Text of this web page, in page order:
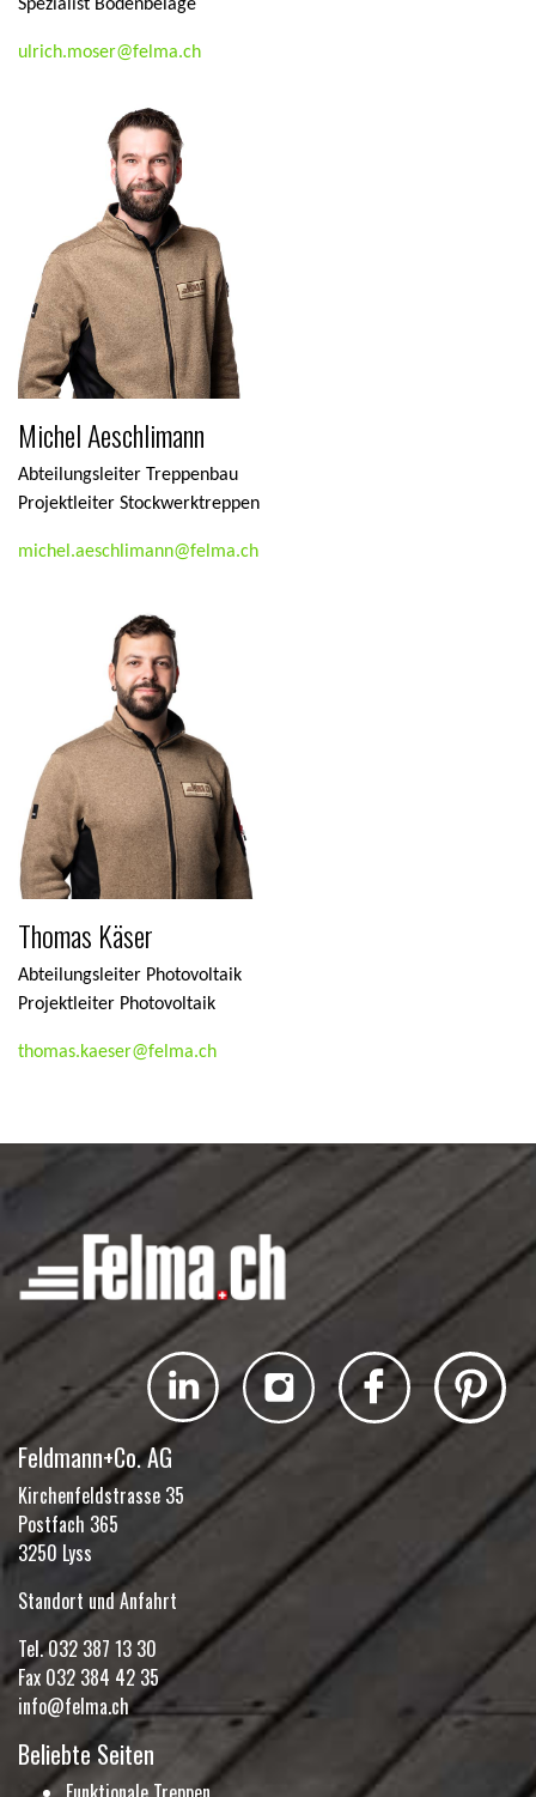
Spezialist Bodenbeläge
ulrich.moser@felma.ch
Michel Aeschlimann
Abteilungsleiter Treppenbau
Projektleiter Stockwerktreppen
michel.aeschlimann@felma.ch
Thomas Käser
Abteilungsleiter Photovoltaik
Projektleiter Photovoltaik
thomas.kaeser@felma.ch
Feldmann+Co. AG
Kirchenfeldstrasse 35
Postfach 365
3250 Lyss
Standort und Anfahrt
Tel.032 387 13 30
Fax 032 384 42 35
info@felma.ch
Beliebte Seiten